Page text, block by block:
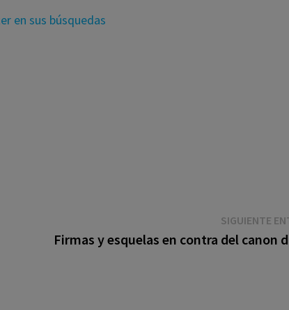
en sus búsquedas
SIGUIENTE
Firmas y esquelas en contra del canon